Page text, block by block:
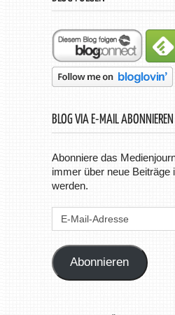
BLOG VIA E-MAIL ABONNIEREN
Abonniere das
immer über neue Beiträge
werden.
Abonnieren